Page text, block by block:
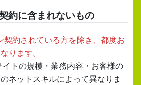
約に含まれないもの
約されている方を除き、都度お
ります。
トの規模・業務内容・お客様の
ネットスキルによって異なりま